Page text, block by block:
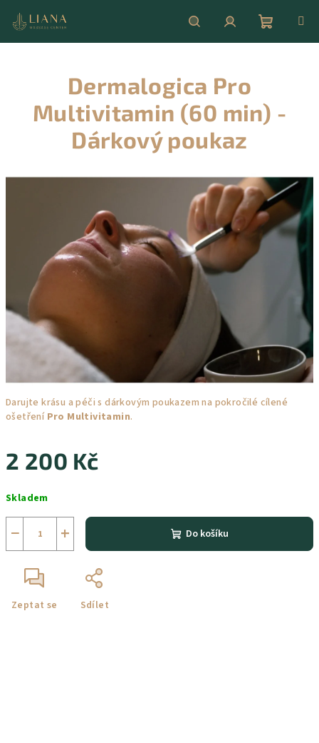
obsah
HledatPřihlášeníNákupní
Darujte krásu a péči s dárkovým poukazem na pokročilé cílené
ošetření Pro Multivitamin.
2 200 Kč
cena:
Skladem
+
− Do košíku
Zeptat se Sdílet
Dermalogica Pro
Multivitamin (60 min) -
Dárkový poukaz